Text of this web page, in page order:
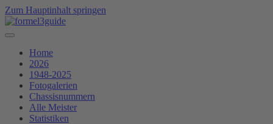
Zum Hauptinhalt springen
Home
2026
1948-2025
Fotogalerien
Chassisnummern
Alle Meister
Statistiken